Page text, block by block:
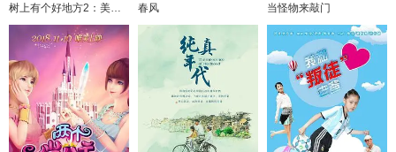
树上有个好地方2：美术老师的放羊班 春风 当怪物来敲门